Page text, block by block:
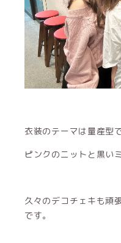
衣装のテーマは量産型
ピンクのニットと黒い
久々のデコチェキも頑
です。